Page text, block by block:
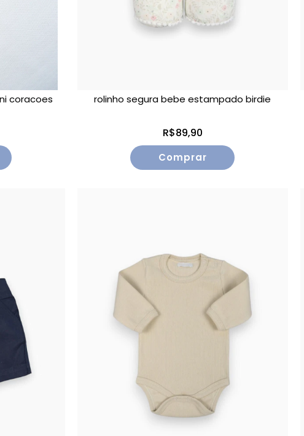
coracoes rolinho segura bebe estampado birdie
R$89,90